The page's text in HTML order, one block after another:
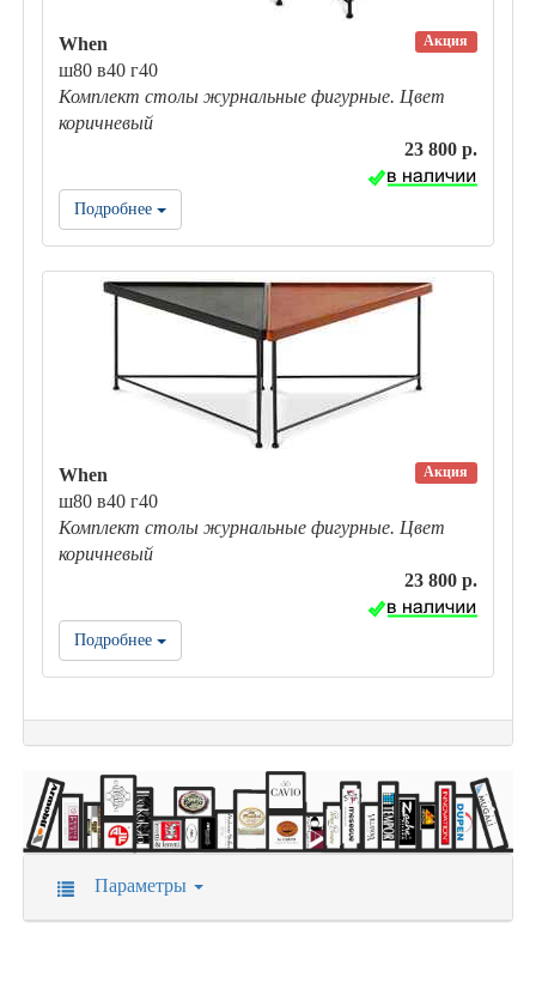
Акция
When
ш80 в40 г40
Комплект столы журнальные фигурные. Цвет
коричневый
23 800 р.
Подробнее
Акция
When
ш80 в40 г40
Комплект столы журнальные фигурные. Цвет
коричневый
23 800 р.
Подробнее
Параметры